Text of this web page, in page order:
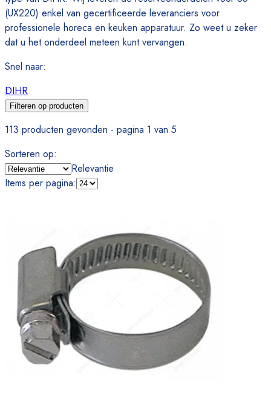
(UX220) enkel van gecertificeerde leveranciers voor
professionele horeca en keuken apparatuur. Zo weet u zeker
dat u het onderdeel meteen kunt vervangen.
Snel naar:
DIHR
Filteren op producten
113 producten gevonden - pagina 1 van 5
Sorteren op:
Relevantie
Items per pagina: